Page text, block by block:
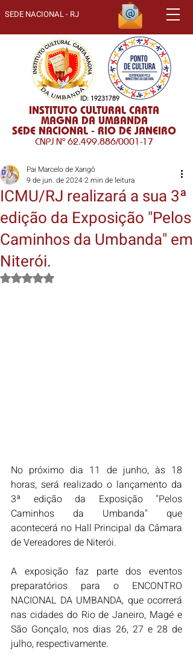
SEDE NACIONAL - RJ
INSTITUTO CULTURAL CARTA
MAGNA DA UMBANDA
SEDE NACIONAL - RIO DE JANEIRO
CNPJ Nº62.499.886/0001-17
ID: 19231789
ICMU/RJ realizará a sua 3ª
edição da Exposição "Pelos
Caminhos da Umbanda" em
Niterói.
Pai Marcelo de Xangô
9 de jun. de 20242 min de leitura
Avaliado com NaN de 5 estrelas.
No próximo dia 11 de junho, às 18
horas, será realizado o lançamento da
3ª edição da Exposição "Pelos
Caminhos da Umbanda" que
acontecerá no Hall Principal da Câmara
de Vereadores de Niterói.
A exposição faz parte dos eventos
preparatórios para o ENCONTRO
NACIONAL DA UMBANDA, que ocorrerá
nas cidades do Rio de Janeiro, Magé e
São Gonçalo, nos dias 26, 27 e 28 de
julho, respectivamente.